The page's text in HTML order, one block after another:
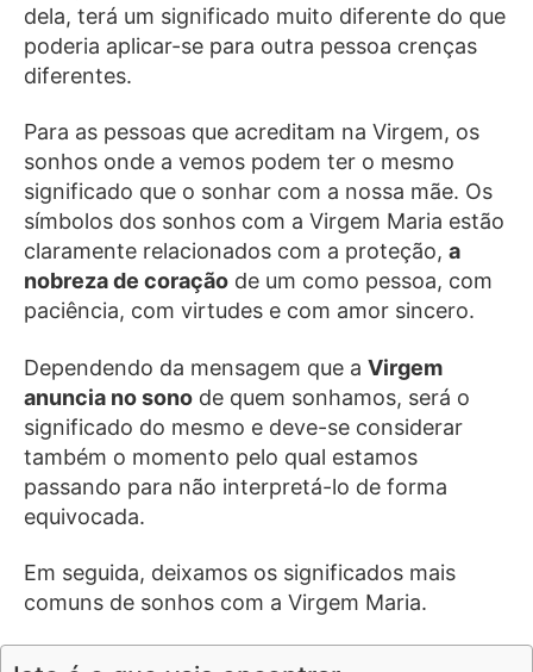
dela, terá um significado muito diferente do que
poderia aplicar-se para outra pessoa crenças
diferentes.
Para as pessoas que acreditam na Virgem, os
sonhos onde a vemos podem ter o mesmo
significado que o sonhar com a nossa mãe. Os
símbolos dos sonhos com a Virgem Maria estão
claramente relacionados com a proteção, a
nobreza de coração de um como pessoa, com
paciência, com virtudes e com amor sincero.
Dependendo da mensagem que a Virgem
anuncia no sono de quem sonhamos, será o
significado do mesmo e deve-se considerar
também o momento pelo qual estamos
passando para não interpretá-lo de forma
equivocada.
Em seguida, deixamos os significados mais
comuns de sonhos com a Virgem Maria.